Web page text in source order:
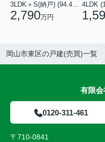
3LDK＋S(納戸) (94.45㎡)
2,790万円
4LDK
岡山市東区の戸建(売買)一覧
有限
0120-311-461
〒710-0841